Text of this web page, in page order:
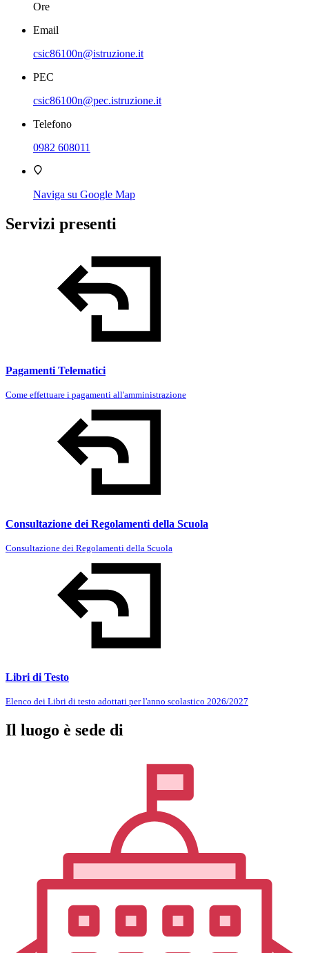
Ore
Email
csic86100n@istruzione.it
PEC
csic86100n@pec.istruzione.it
Telefono
0982 608011
Naviga su Google Map
Servizi presenti
Pagamenti Telematici
Come effettuare i pagamenti all'amministrazione
Consultazione dei Regolamenti della Scuola
Consultazione dei Regolamenti della Scuola
Libri di Testo
Elenco dei Libri di testo adottati per l'anno scolastico 2026/2027
Il luogo è sede di